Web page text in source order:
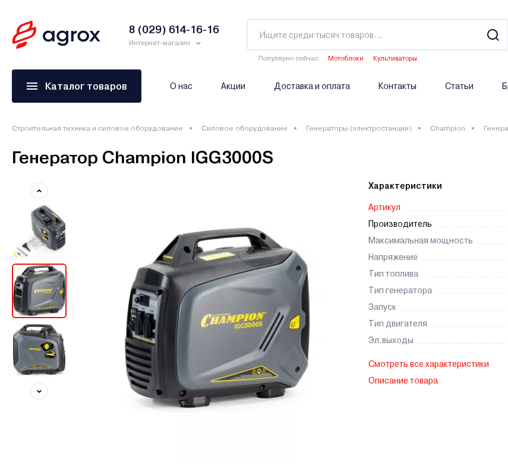
8 (029) 614-16-16
Интернет-магазин
Популярно сейчас Мотоблоки
Культиваторы
Каталог товаров О нас Акции Доставка и оплата Контакты Статьи
Строительная техника и силовое оборудование Силовое оборудование Генераторы (электростанции) Champion
Генератор Champion IGG3000S
Характеристики
Артикул
Производитель
Максимальная мощность
Напряжение
Тип топлива
Тип генератора
Запуск
Тип двигателя
Эл.выходы
Смотреть все характеристики
Описание товара